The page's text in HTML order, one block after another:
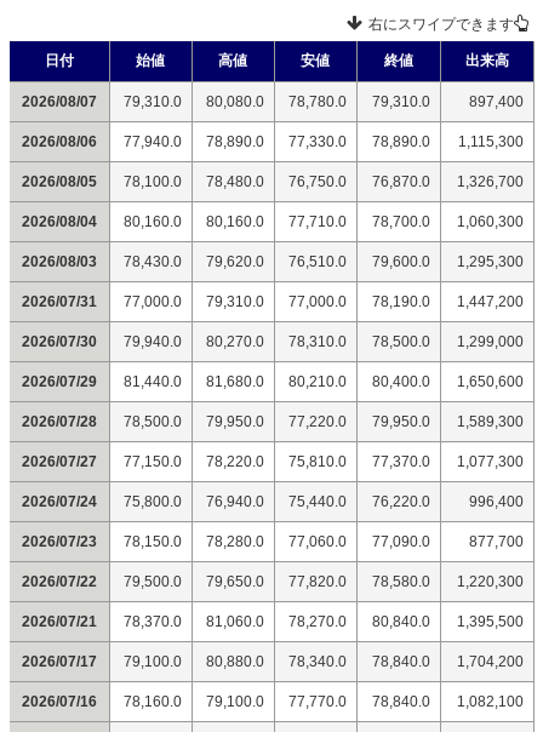
右にスワイプできます
日付 始値 高値 安値 終値 出来高
2026/08/07 79,310.0 80,080.0 78,780.0 79,310.0 897,400
2026/08/06 77,940.0 78,890.0 77,330.0 78,890.0 1,115,300
2026/08/05 78,100.0 78,480.0 76,750.0 76,870.0 1,326,700
2026/08/04 80,160.0 80,160.0 77,710.0 78,700.0 1,060,300
2026/08/03 78,430.0 79,620.0 76,510.0 79,600.0 1,295,300
2026/07/31 77,000.0 79,310.0 77,000.0 78,190.0 1,447,200
2026/07/30 79,940.0 80,270.0 78,310.0 78,500.0 1,299,000
2026/07/29 81,440.0 81,680.0 80,210.0 80,400.0 1,650,600
2026/07/28 78,500.0 79,950.0 77,220.0 79,950.0 1,589,300
2026/07/27 77,150.0 78,220.0 75,810.0 77,370.0 1,077,300
2026/07/24 75,800.0 76,940.0 75,440.0 76,220.0 996,400
2026/07/23 78,150.0 78,280.0 77,060.0 77,090.0 877,700
2026/07/22 79,500.0 79,650.0 77,820.0 78,580.0 1,220,300
2026/07/21 78,370.0 81,060.0 78,270.0 80,840.0 1,395,500
2026/07/17 79,100.0 80,880.0 78,340.0 78,840.0 1,704,200
2026/07/16 78,160.0 79,100.0 77,770.0 78,840.0 1,082,100